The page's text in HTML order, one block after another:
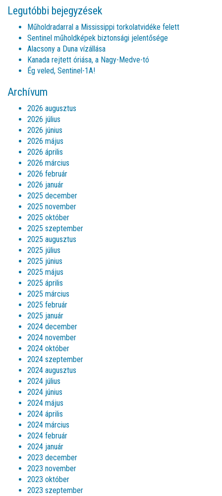
Legutóbbi bejegyzések
Műholdradarral a Mississippi torkolatvidéke felett
Sentinel műholdképek biztonsági jelentősége
Alacsony a Duna vízállása
Kanada rejtett óriása, a Nagy-Medve-tó
Ég veled, Sentinel-1A!
Archívum
2026 augusztus
2026 július
2026 június
2026 május
2026 április
2026 március
2026 február
2026 január
2025 december
2025 november
2025 október
2025 szeptember
2025 augusztus
2025 július
2025 június
2025 május
2025 április
2025 március
2025 február
2025 január
2024 december
2024 november
2024 október
2024 szeptember
2024 augusztus
2024 július
2024 június
2024 május
2024 április
2024 március
2024 február
2024 január
2023 december
2023 november
2023 október
2023 szeptember